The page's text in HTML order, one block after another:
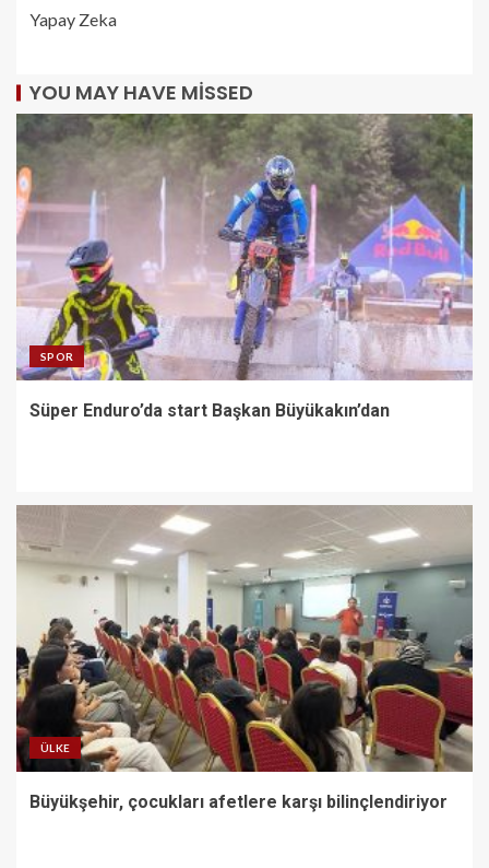
Yapay Zeka
YOU MAY HAVE MISSED
SPOR
Süper Enduro’da start Başkan Büyükakın’dan
ÜLKE
Büyükşehir, çocukları afetlere karşı bilinçlendiriyor